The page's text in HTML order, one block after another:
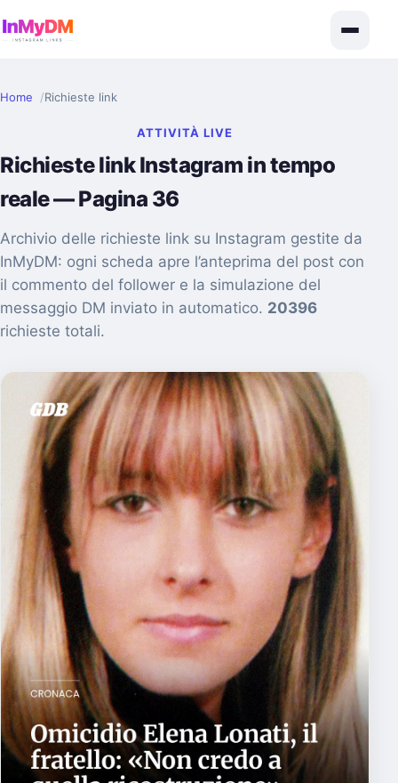
Home Richieste link
ATTIVITÀ LIVE
Richieste link Instagram in tempo
reale — Pagina 36
Archivio delle richieste link su Instagram gestite da
InMyDM: ogni scheda apre l’anteprima del post con
il commento del follower e la simulazione del
messaggio DM inviato in automatico. 20396
richieste totali.